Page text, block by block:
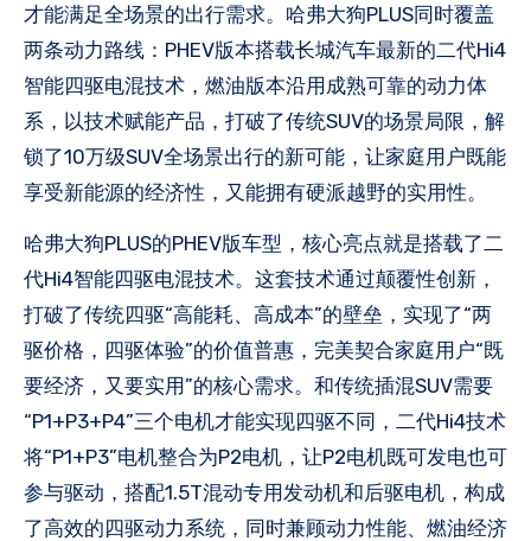
才能满足全场景的出行需求。哈弗大狗PLUS同时覆盖
两条动力路线：PHEV版本搭载长城汽车最新的二代Hi4
智能四驱电混技术，燃油版本沿用成熟可靠的动力体
系，以技术赋能产品，打破了传统SUV的场景局限，解
锁了10万级SUV全场景出行的新可能，让家庭用户既能
享受新能源的经济性，又能拥有硬派越野的实用性。
哈弗大狗PLUS的PHEV版车型，核心亮点就是搭载了二
代Hi4智能四驱电混技术。这套技术通过颠覆性创新，
打破了传统四驱“高能耗、高成本”的壁垒，实现了“两
驱价格，四驱体验”的价值普惠，完美契合家庭用户“既
要经济，又要实用”的核心需求。和传统插混SUV需要
“P1+P3+P4”三个电机才能实现四驱不同，二代Hi4技术
将“P1+P3”电机整合为P2电机，让P2电机既可发电也可
参与驱动，搭配1.5T混动专用发动机和后驱电机，构成
了高效的四驱动力系统，同时兼顾动力性能、燃油经济